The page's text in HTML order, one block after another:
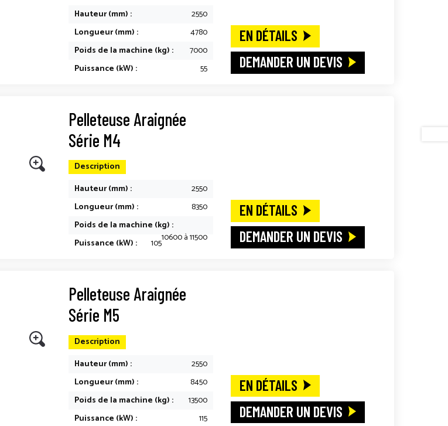
Hauteur (mm) :
2550
Longueur (mm) :
4780
Poids de la machine (kg) :
7000
Puissance (kW) :
55
EN DÉTAILS
DEMANDER UN DEVIS
Pelleteuse Araignée
Série M4
Description
Hauteur (mm) :
2550
Longueur (mm) :
8350
Poids de la machine (kg) :
10600 à 11500
Puissance (kW) : 105
EN DÉTAILS
DEMANDER UN DEVIS
Pelleteuse Araignée
Série M5
Description
Hauteur (mm) :
2550
Longueur (mm) :
8450
Poids de la machine (kg) :
13500
Puissance (kW) :
115
EN DÉTAILS
DEMANDER UN DEVIS